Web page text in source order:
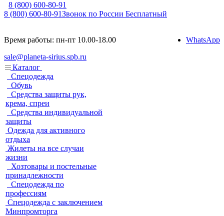
8 (800) 600-80-91
8 (800) 600-80-91Звонок по России Бесплатный
Время работы: пн-пт 10.00-18.00
sale@planeta-sirius.spb.ru
WhatsApp
Каталог
Спецодежда
Обувь
Средства защиты рук,
крема, спреи
Средства индивидуальной
защиты
Одежда для активного
отдыха
Жилеты на все случаи
жизни
Хозтовары и постельные
принадлежности
Спецодежда по
профессиям
Спецодежда с заключением
Минпромторга